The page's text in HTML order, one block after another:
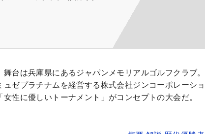
台は兵庫県にあるジャパンメモリアルゴルフクラブ。
ゼプラチナムを経営する株式会社ジンコーポレーショ
性に優しいトーナメント」がコンセプトの大会だ。